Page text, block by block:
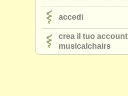
editori:
pubblica con noi
accedi
crea il tuo account
musicalchairs